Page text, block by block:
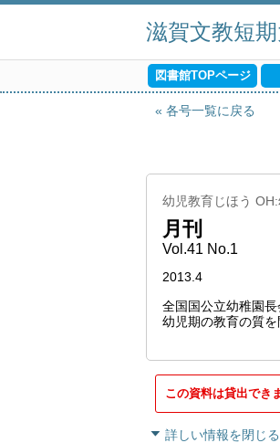
滋賀文教短
図書館TOPページ
各号一覧に戻る
幼児教育じほう
月刊
Vol.41 No.1
2013.4
全国国公立幼稚園長
幼児期の教育の質を
この資料は貸出でき
詳しい情報を閉じる